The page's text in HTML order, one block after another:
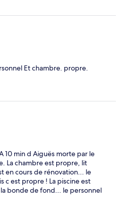
Et chambre. propre.
10 min d Aiguës morte par le
La chambre est propre, lit
en cours de rénovation... le
c est propre ! La piscine est
bonde de fond... le personnel
le monsieur de la réception
chambre... ça devient plutôt